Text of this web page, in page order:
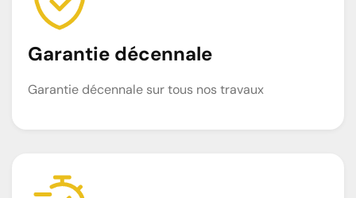
Garantie décennale
Garantie décennale sur tous nos travaux